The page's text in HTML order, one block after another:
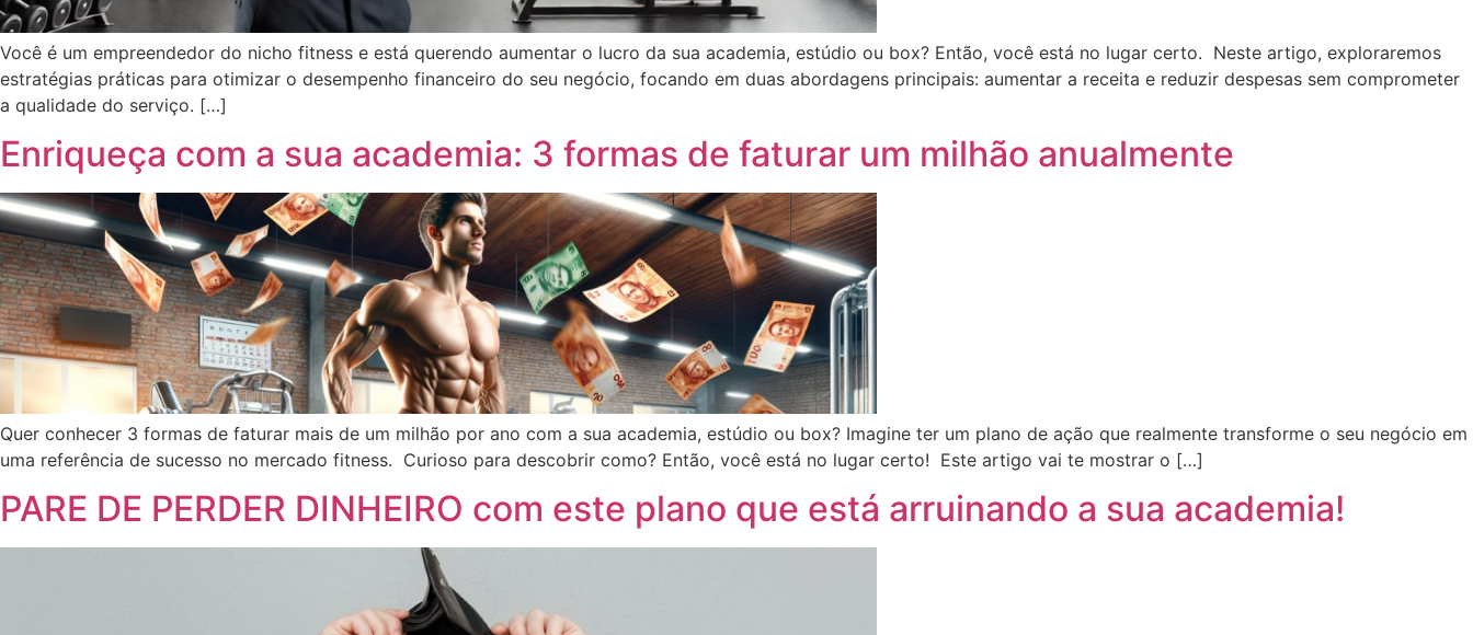
Você é um empreendedor do nicho fitness e está querendo aumentar o lucro da sua academia, estúdio ou box? Então, você está no lugar certo. Neste artigo, exploraremos
estratégias práticas para otimizar o desempenho financeiro do seu negócio, focando em duas abordagens principais: aumentar a receita e reduzir despesas sem comprometer
a qualidade do serviço. […]
Enriqueça com a sua academia: 3 formas de faturar um milhão anualmente
Quer conhecer 3 formas de faturar mais de um milhão por ano com a sua academia, estúdio ou box? Imagine ter um plano de ação que realmente transforme o seu negócio em
uma referência de sucesso no mercado fitness. Curioso para descobrir como? Então, você está no lugar certo! Este artigo vai te mostrar o […]
PARE DE PERDER DINHEIRO com este plano que está arruinando a sua academia!